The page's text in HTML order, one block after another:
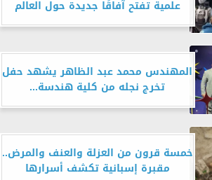
علمية تفتح آفاقًا جديدة حول العالم
المهندس محمد عبد الظاهر يشهد حفل
تخرج نجله من كلية هندسة...
خمسة قرون من العزلة والعنف والمرض..
مقبرة إسبانية تكشف أسرارها